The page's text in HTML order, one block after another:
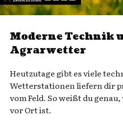
Moderne Technik
Agrarwetter
Heutzutage gibt es viele
Wetterstationen liefern dir
vom Feld. So weißt du
vor Ort ist.